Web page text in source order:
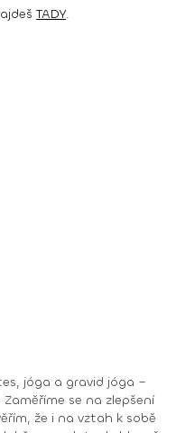
TADY.
se na zlepšení
že i na vztah k sobě